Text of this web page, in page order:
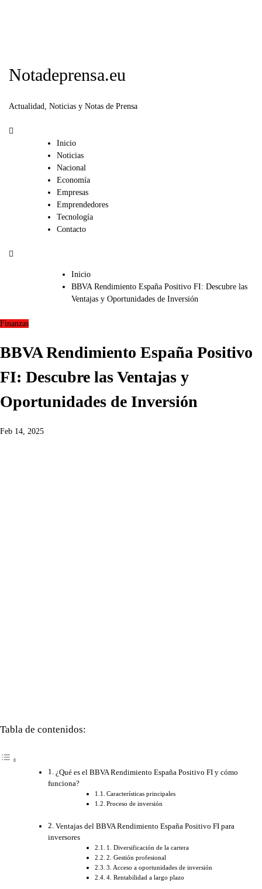
Notadeprensa.eu
Actualidad, Noticias y Notas de Prensa
Inicio
Noticias
Nacional
Economía
Empresas
Emprendedores
Tecnología
Contacto
Inicio
BBVA Rendimiento España Positivo FI: Descubre las
Ventajas y Oportunidades de Inversión
Finanzas
BBVA Rendimiento España Positivo
FI: Descubre las Ventajas y
Oportunidades de Inversión
Feb 14, 2025
Tabla de contenidos:
¿Qué es el BBVA Rendimiento España Positivo FI y cómo
funciona?
Características principales
Proceso de inversión
Ventajas del BBVA Rendimiento España Positivo FI para
inversores
1. Diversificación de la cartera
2. Gestión profesional
3. Acceso a oportunidades de inversión
4. Rentabilidad a largo plazo